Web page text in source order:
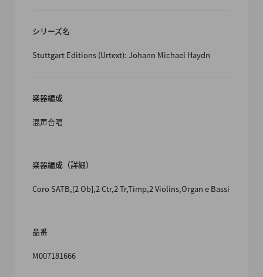
シリーズ名
Stuttgart Editions (Urtext): Johann Michael Haydn
楽器編成
混声合唱
楽器編成（詳細）
Coro SATB,[2 Ob],2 Ctr,2 Tr,Timp,2 Violins,Organ e Bassi
品番
M007181666